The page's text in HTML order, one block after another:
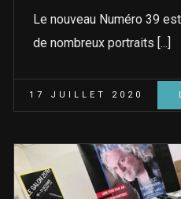
Le nouveau Numéro 39
de nombreux portraits [...]
17 JUILLET 2020